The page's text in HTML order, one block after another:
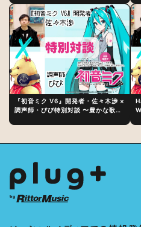
『初音ミク V6』開発者・佐々木渉 ×
調声師・びび特別対談 〜豊かな歌声